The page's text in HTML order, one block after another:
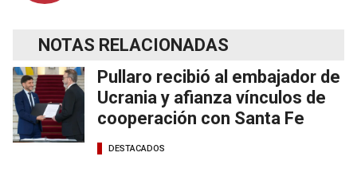
NOTAS RELACIONADAS
Pullaro recibió al embajador de
Ucrania y afianza vínculos de
cooperación con Santa Fe
DESTACADOS